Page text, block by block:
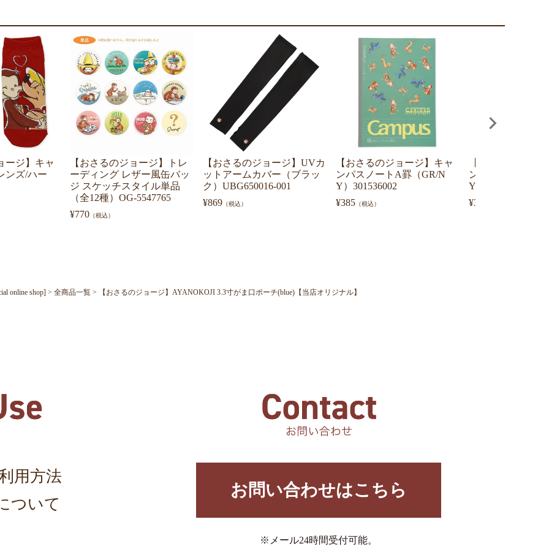
ージ】キャ
ンズ/ハー
【おさるのジョージ】トレ
ーディング レザー風缶バッ
ジ スケッチスタイル単品
（全12種）OG-5547765
¥770 （税込）
【おさるのジョージ】UVカ
ットアームカバー（ブラッ
ク）UBG650016-001
¥869 （税込）
【おさるのジョージ】キャ
ンパスノートA罫（GR/N
Y）301536002
¥385 （税込）
ンパスノートA罫
Y）301536001
¥385
online shop] 全商品一覧 【おさるのジョージ】AYANOKOJI 3.3寸がま口ポーチ(blue)【当店オリジナル】
用方法
ついて
お問い合わせはこちら
※メール24時間受付可能。